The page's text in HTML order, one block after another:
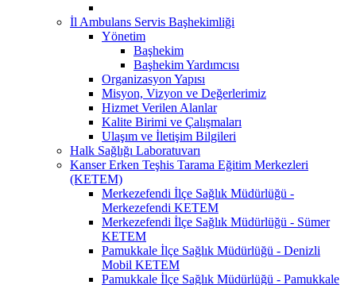
İl Ambulans Servis Başhekimliği
Yönetim
Başhekim
Başhekim Yardımcısı
Organizasyon Yapısı
Misyon, Vizyon ve Değerlerimiz
Hizmet Verilen Alanlar
Kalite Birimi ve Çalışmaları
Ulaşım ve İletişim Bilgileri
Halk Sağlığı Laboratuvarı
Kanser Erken Teşhis Tarama Eğitim Merkezleri
(KETEM)
Merkezefendi İlçe Sağlık Müdürlüğü -
Merkezefendi KETEM
Merkezefendi İlçe Sağlık Müdürlüğü - Sümer
KETEM
Pamukkale İlçe Sağlık Müdürlüğü - Denizli
Mobil KETEM
Pamukkale İlçe Sağlık Müdürlüğü - Pamukkale